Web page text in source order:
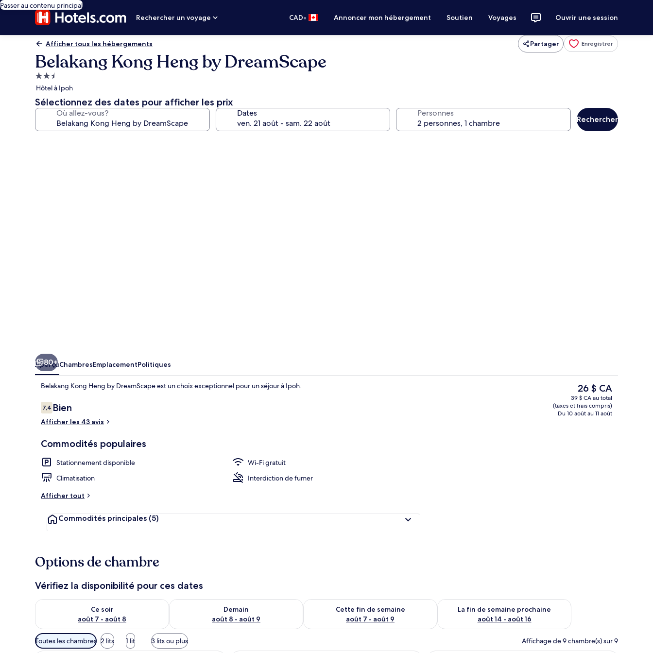
Passer au contenu principal
Rechercher un voyage
CAD• Annoncer mon hébergement Soutien Voyages Ouvrir une session
Afficher tous les hébergements Partager Enregistrer
Belakang Kong Heng by DreamScape
Hébergement
2.5 étoiles
Hôtel à Ipoh
Sélectionnez des dates pour afficher les prix
Où allez-vous? Dates Personnes
Rechercher
Commodité de l’hébergement
Chambre familiale | Accès au Wi-Fi
80+
AperçuChambresEmplacementPolitiques
Belakang Kong Heng by DreamScape est un choix exceptionnel pour un séjour à Ipoh.
Avis
7,47,4 sur 10 –
Bien
Afficher les 43 avis
Commodités populaires
Stationnement disponible
Wi-Fi gratuit
Climatisation
Interdiction de fumer
Afficher tout
Commodités principales (5)
Le
prix
actuel
est
26 $ CA
39 $ CA au total
(taxes et frais compris)
Du 10 août au 11 août
Options de chambre
Vérifiez la disponibilité pour ces dates
Ce soir
août 7 - août 8
Vérifier la disponibilité pour ce soir août 7 - août 8
Demain
août 8 - août 9
Vérifier la disponibilité pour demain août 8 - août 9
Cette fin de semaine
août 7 - août 9
Vérifier la disponibilité pour cette fin de semaine août 7 - août 9
La fin de semaine prochaine
août 14 - août 16
Vérifier la disponibilité pour la fin de semaine prochaine août
Filtres
disponibles
Toutes les chambres 2 lits 1 lit 3 lits ou plus Affichage de 9 chambre(s) sur 9